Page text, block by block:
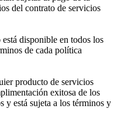
del contrato de servicios
disponible en todos los
de cada política
producto de servicios
exitosa de los
y está sujeta a los términos y